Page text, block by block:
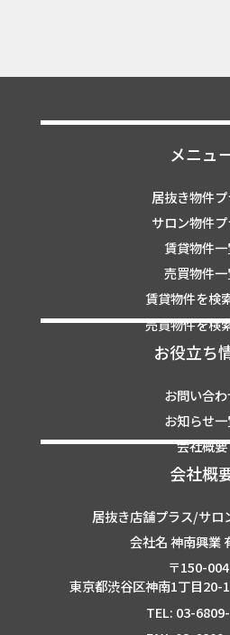
メニュ
居抜き物件
サロン物件
賃貸物件
売買物件
賃貸物件を検
売買物件を検
お役立ち
お問い合わ
お知らせ
会社概要
会社概
居抜き店舗プラス/サロ
会社名 神南興業
〒150-
東京都渋谷区神南1丁目20-
TEL: 03-